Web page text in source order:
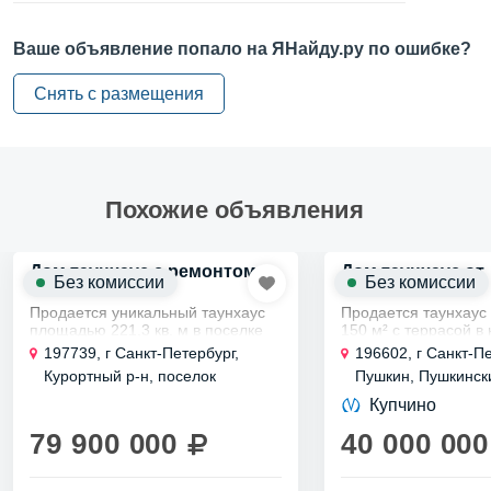
Коммуникация —канализация
Коммуникация —отопление
Вид участка —ижс
О квартире
Ремонт —евро
Санузел — любой
Мебель —
Удобства и подробности
Ваше объявление попало на ЯНайду.ру по ошибке?
Снять с размещения
Похожие объявления
Дом таунхаус с ремонтом
Продается уникальный таунхаус
площадью 221,3 кв. м в поселке
Оллила, на берегу Финского
залива. Дом с продуманной
планировкой включает в себя
197739, г Санкт-Петербург,
Курортный р-н, поселок
79 900 000
Без комиссии
Дом таунхаус от
собственника
Продается
150 м² с террасой
комплексе
историческом
состоит из 3
комнат, 4...
196602, г Санкт-
Пушкин,
Гуммолосары, ул.
Купчино
40 000 000
Без комиссии